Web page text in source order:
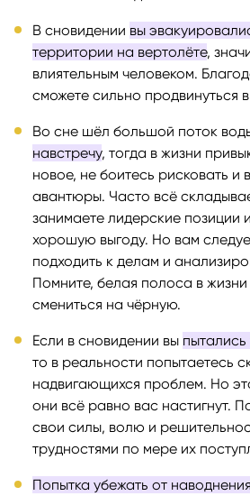
В сновидении вы
территории на вертолёте,
влиятельным человеком.
сможете сильно продвинуться
Во сне шёл большой поток
навстречу, тогда в жизни
новое, не боитесь рисковать и
авантюры. Часто всё
занимаете лидерские позиции
хорошую выгоду. Но вам
подходить к делам и
Помните, белая полоса в жизни
смениться на чёрную.
Если в сновидении вы
то в реальности попытаетесь
надвигающихся проблем. Но
они всё равно вас настигнут.
свои силы, волю и
трудностями по мере их
Попытка убежать от наводнения